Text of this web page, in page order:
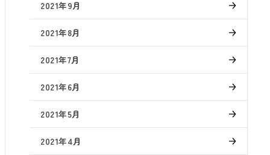
2021年9月
2021年8月
2021年7月
2021年6月
2021年5月
2021年4月